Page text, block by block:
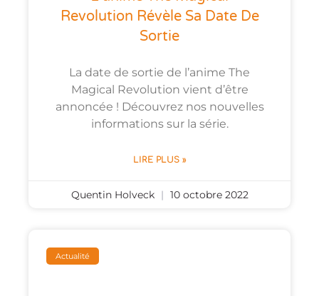
Revolution Révèle Sa Date De
Sortie
La date de sortie de l’anime The
Magical Revolution vient d’être
annoncée ! Découvrez nos nouvelles
informations sur la série.
LIRE PLUS »
Quentin Holveck 10 octobre 2022
Actualité